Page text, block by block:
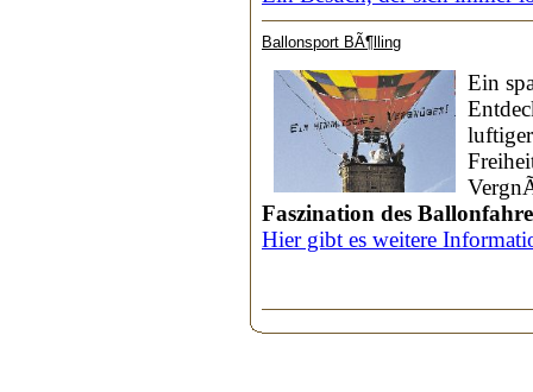
Ballonsport BÃ¶lling
Ein
Faszination des
Hier gibt es weitere